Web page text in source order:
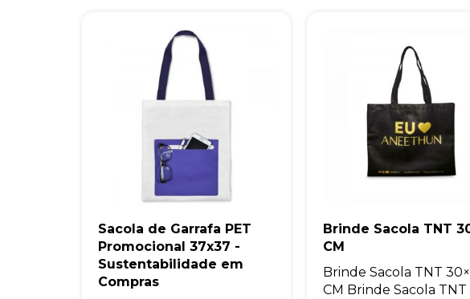
Sacola de Garrafa PET
Promocional 37x37 -
Sustentabilidade em
Compras
Brinde Sacola TNT
CM
Brinde Sacola TNT
CM Brinde Sacola TNT
privacidade,
marketing.
momento.